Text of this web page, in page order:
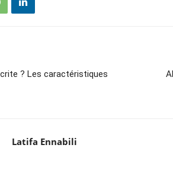
? Les caractéristiques
Latifa Ennabili